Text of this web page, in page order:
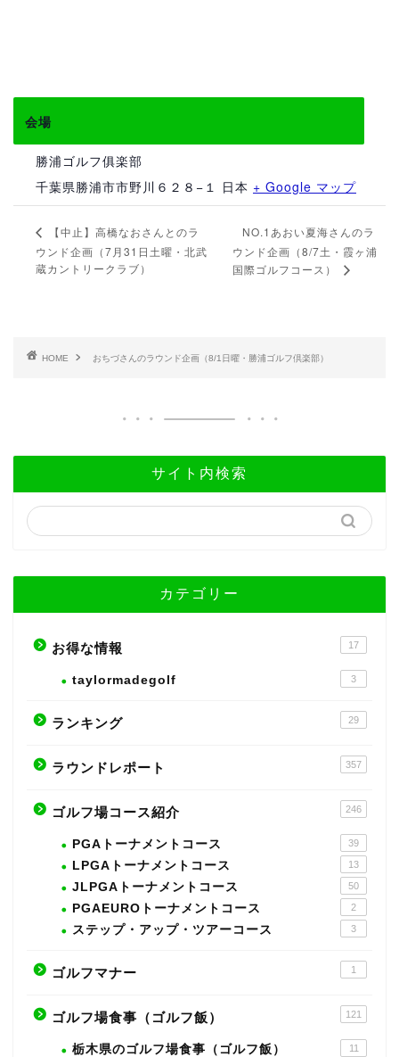
会場
勝浦ゴルフ俱楽部
千葉県勝浦市市野川６２８−１
日本 + Google マップ
【中止】高橋なおさんとのラ
ウンド企画（7月31日土曜・北武
蔵カントリークラブ）
NO.1あおい夏海さんのラ
ウンド企画（8/7土・霞ヶ浦
国際ゴルフコース）
HOME おちづさんのラウンド企画（8/1日曜・勝浦ゴルフ倶楽部）
サイト内検索
カテゴリー
お得な情報 17
taylormadegolf 3
ランキング 29
ラウンドレポート 357
ゴルフ場コース紹介 246
PGAトーナメントコース 39
LPGAトーナメントコース 13
JLPGAトーナメントコース 50
PGAEUROトーナメントコース 2
ステップ・アップ・ツアーコース 3
ゴルフマナー 1
ゴルフ場食事（ゴルフ飯） 121
栃木県のゴルフ場食事（ゴルフ飯） 11